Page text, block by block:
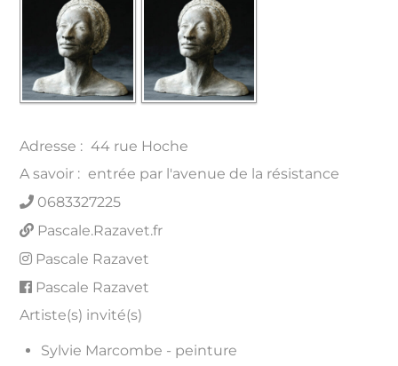
Adresse : 44 rue Hoche
A savoir : entrée par l'avenue de la résistance
0683327225
Pascale.Razavet.fr
Pascale Razavet
Pascale Razavet
Artiste(s) invité(s)
Sylvie Marcombe - peinture